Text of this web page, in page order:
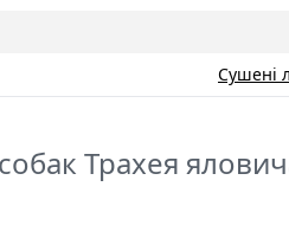
Сушені
Трахея